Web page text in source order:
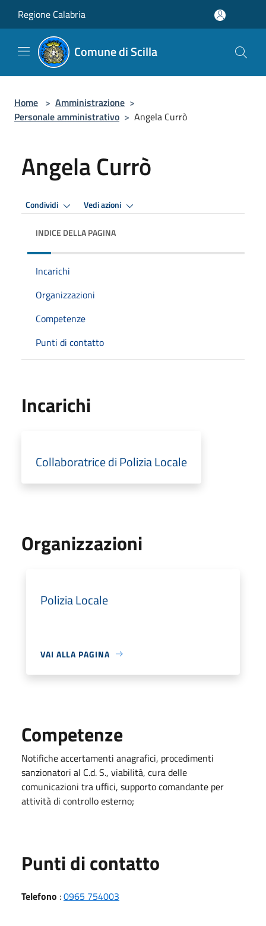
Regione Calabria
Comune di Scilla
Home > Amministrazione >
Personale amministrativo > Angela Currò
Angela Currò
Condividi Vedi azioni
INDICE DELLA PAGINA
Incarichi
Organizzazioni
Competenze
Punti di contatto
Incarichi
Collaboratrice di Polizia Locale
Organizzazioni
Polizia Locale
VAI ALLA PAGINA
Competenze
Notifiche accertamenti anagrafici, procedimenti
sanzionatori al C.d. S., viabilità, cura delle
comunicazioni tra uffici, supporto comandante per
attività di controllo esterno;
Punti di contatto
Telefono :0965 754003